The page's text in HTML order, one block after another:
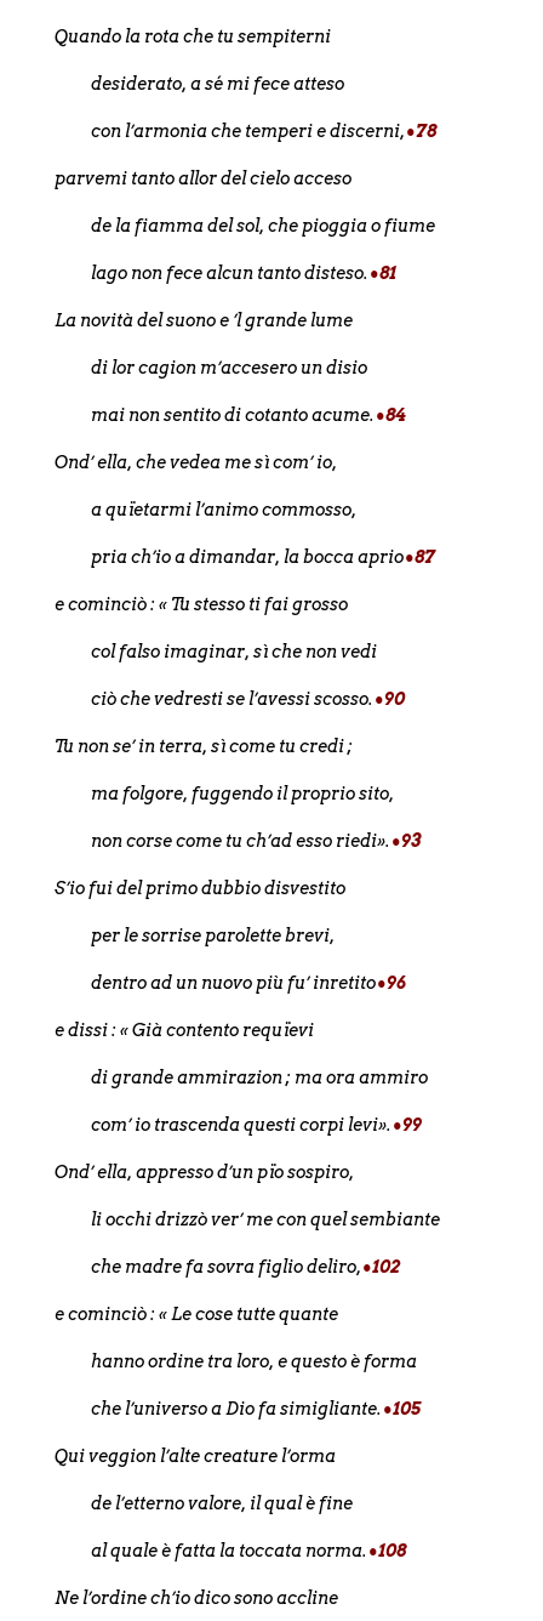
Quando la rota che tu sempiterni
desiderato, a sé mi fece atteso
con l’armonia che temperi e discerni,•78
parvemi tanto allor del cielo acceso
de la fiamma del sol, che pioggia o fiume
lago non fece alcun tanto disteso. •81
La novità del suono e ’l grande lume
di lor cagion m’accesero un disio
mai non sentito di cotanto acume. •84
Ond’ ella, che vedea me sì com’ io,
a quïetarmi l’animo commosso,
pria ch’io a dimandar, la bocca aprio•87
e cominciò : « Tu stesso ti fai grosso
col falso imaginar, sì che non vedi
ciò che vedresti se l’avessi scosso. •90
Tu non se’ in terra, sì come tu credi ;
ma folgore, fuggendo il proprio sito,
non corse come tu ch’ad esso riedi». •93
S’io fui del primo dubbio disvestito
per le sorrise parolette brevi,
dentro ad un nuovo più fu’ inretito•96
e dissi : « Già contento requïevi
di grande ammirazion ; ma ora ammiro
com’ io trascenda questi corpi levi». •99
Ond’ ella, appresso d’un pïo sospiro,
li occhi drizzò ver’ me con quel sembiante
che madre fa sovra figlio deliro,•102
e cominciò : « Le cose tutte quante
hanno ordine tra loro, e questo è forma
che l’universo a Dio fa simigliante. •105
Qui veggion l’alte creature l’orma
de l’etterno valore, il qual è fine
al quale è fatta la toccata norma. •108
Ne l’ordine ch’io dico sono accline